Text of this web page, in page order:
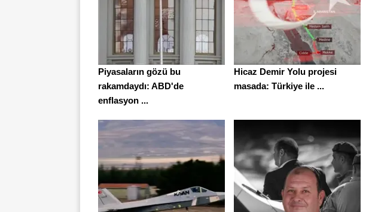
Piyasaların gözü bu
rakamdaydı: ABD'de
enflasyon ...
Hicaz Demir Yolu projesi
masada: Türkiye ile ...